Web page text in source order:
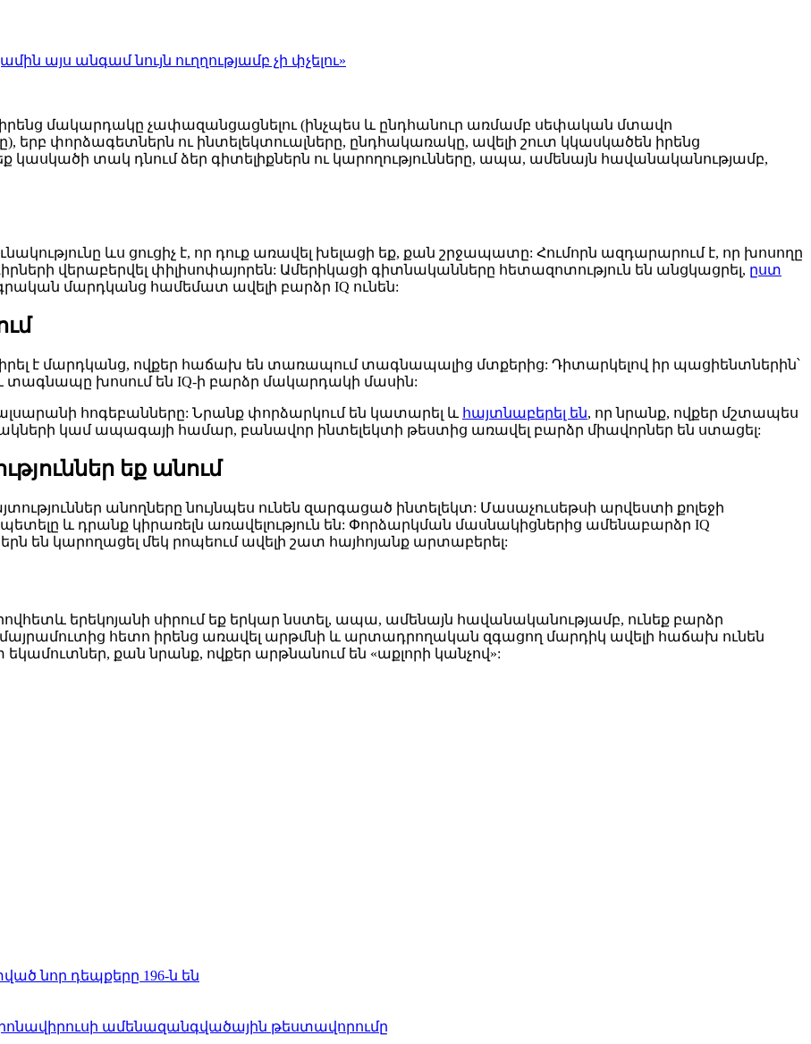
այս անգամ նույն ուղղությամբ չի փչելու»
մակարդակը չափազանցացնելու (ինչպես և ընդհանուր առմամբ սեփական մտավո
երբ փորձագետներն ու ինտելեկտուալները, ընդհակառակը, ավելի շուտ կկասկածեն իրենց
կասկածի տակ դնում ձեր գիտելիքներն ու կարողությունները, ապա, ամենայն հավանականությամբ,
ևս ցուցիչ է, որ դուք առավել խելացի եք, քան շրջապատը: Հումորն ազդարարում է, որ խոսողը
վերաբերվել փիլիսոփայորեն: Ամերիկացի գիտնականները հետազոտություն են անցկացրել, ըստ
մարդկանց համեմատ ավելի բարձր IQ ունեն:
է մարդկանց, ովքեր հաճախ են տառապում տագնապալից մտքերից: Դիտարկելով իր պացիենտներին՝
տագնապը խոսում են IQ-ի բարձր մակարդակի մասին:
հոգեբանները: Նրանք փորձարկում են կատարել և հայտնաբերել են, որ նրանք, ովքեր մշտապես
կամ ապագայի համար, բանավոր ինտելեկտի թեստից առավել բարձր միավորներ են ստացել:
եք անում
անողները նույնպես ունեն զարգացած ինտելեկտ: Մասաչուսեթսի արվեստի քոլեջի
և դրանք կիրառելն առավելություն են: Փորձարկման մասնակիցներից ամենաբարձր IQ
են կարողացել մեկ րոպեում ավելի շատ հայհոյանք արտաբերել:
երեկոյանի սիրում եք երկար նստել, ապա, ամենայն հավանականությամբ, ունեք բարձր
մայրամուտից հետո իրենց առավել արթմնի և արտադրողական զգացող մարդիկ ավելի հաճախ ունեն
քան նրանք, ովքեր արթնանում են «աքլորի կանչով»:
նոր դեպքերը 196-ն են
ամենազանգվածային թեստավորումը